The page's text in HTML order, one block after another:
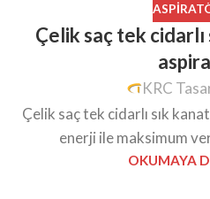
Çelik saç tek cidarlı
KRC
Çelik saç tek cidarlı sık
enerji ile maksimum
OKUMAYA